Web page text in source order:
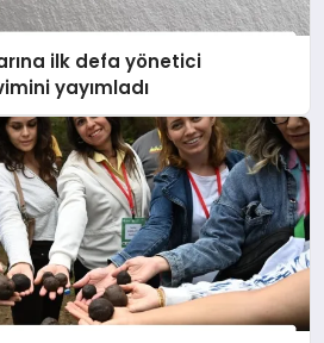
ilk defa yönetici
yayımladı